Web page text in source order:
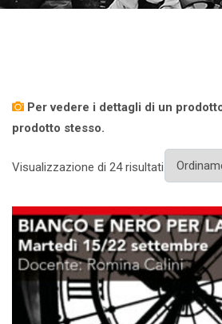
Per vedere i dettagli di un
prodotto stesso.
Visualizzazione di 24 risultati